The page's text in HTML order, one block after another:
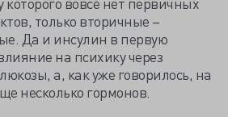
только вторичные –
Да и инсулин в первую
на психику через
а, как уже говорилось, на
несколько гормонов.